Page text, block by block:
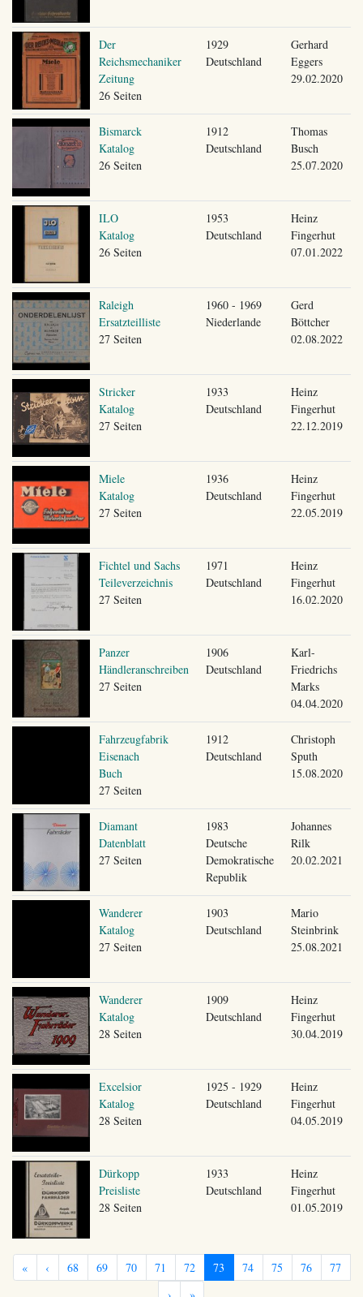
Der
Reichsmechaniker
Zeitung
26 Seiten
1929
Deutschland
Gerhard
Eggers
29.02.2020
Bismarck
Katalog
26 Seiten
1912
Deutschland
Thomas
Busch
25.07.2020
ILO
Katalog
26 Seiten
1953
Deutschland
Heinz
Fingerhut
07.01.2022
Raleigh
Ersatzteilliste
27 Seiten
1960 - 1969
Niederlande
Gerd
Böttcher
02.08.2022
Stricker
Katalog
27 Seiten
1933
Deutschland
Heinz
Fingerhut
22.12.2019
Miele
Katalog
27 Seiten
1936
Deutschland
Heinz
Fingerhut
22.05.2019
Fichtel und Sachs
Teileverzeichnis
27 Seiten
1971
Deutschland
Heinz
Fingerhut
16.02.2020
Panzer
Händleranschreiben
27 Seiten
1906
Deutschland
Karl-
Friedrichs
Marks
04.04.2020
Fahrzeugfabrik
Eisenach
Buch
27 Seiten
1912
Deutschland
Christoph
Sputh
15.08.2020
Diamant
Datenblatt
27 Seiten
1983
Deutsche
Demokratische
Republik
Johannes
Rilk
20.02.2021
Wanderer
Katalog
27 Seiten
1903
Deutschland
Mario
Steinbrink
25.08.2021
Wanderer
Katalog
28 Seiten
1909
Deutschland
Heinz
Fingerhut
30.04.2019
Excelsior
Katalog
28 Seiten
1925 - 1929
Deutschland
Heinz
Fingerhut
04.05.2019
Dürkopp
Preisliste
28 Seiten
1933
Deutschland
Heinz
Fingerhut
01.05.2019
« ‹ 68 69 70 71 72 73 74 75 76
77
›
»